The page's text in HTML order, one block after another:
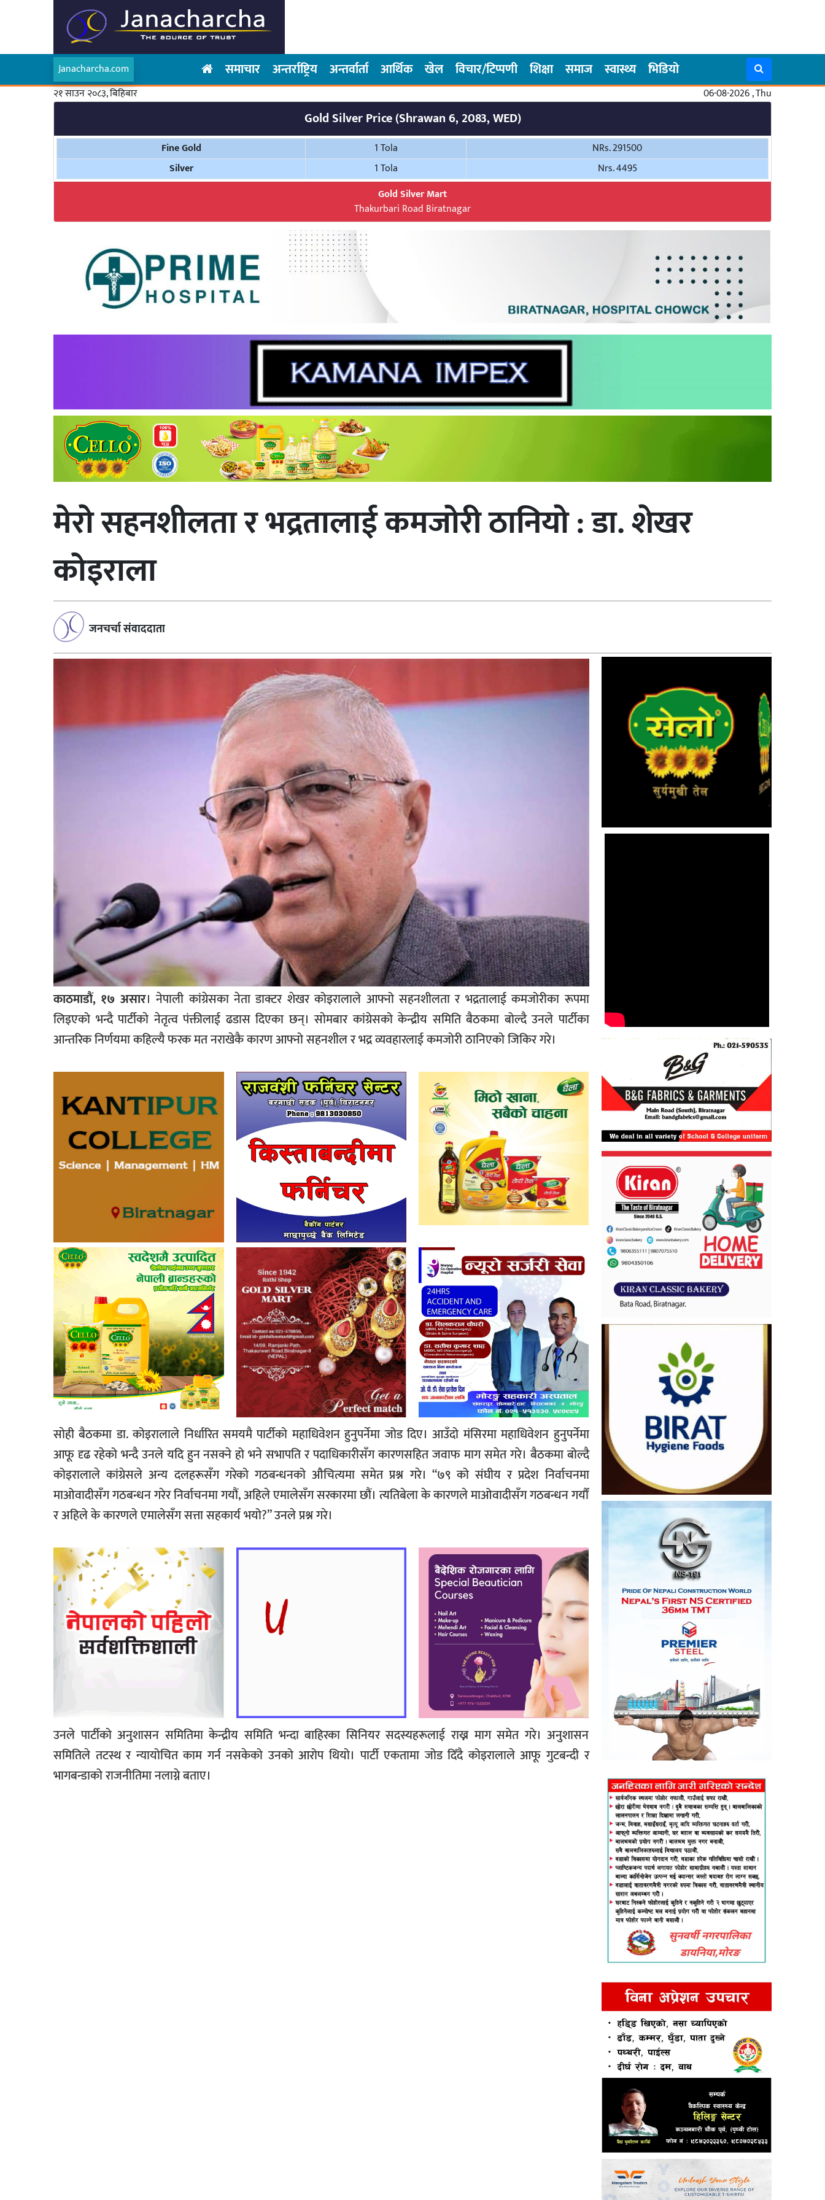
Janacharcha.com समाचार अन्तर्राष्ट्रिय अन्तर्वार्ता आर्थिक खेल विचार/टिप्पणी शिक्षा समाज स्वास्थ्य भिडियो
२१ साउन २०८३, बिहिबार 06-08-2026 , Thu
Gold Silver Price (Shrawan 6, 2083, WED)
Fine Gold 1 Tola
NRs. 291500
Silver
1 Tola
Nrs. 4495
Gold Silver Mart
Thakurbari Road Biratnagar
मेराे सहनशीलता र भद्रतालाई कमजोरी ठानियाे : डा. शेखर
कोइराला
जनचर्चा संवाददाता
काठमाडौं, १७ असार। नेपाली कांग्रेसका नेता डाक्टर शेखर कोइरालाले आफ्नो सहनशीलता र भद्रतालाई कमजोरीका रूपमा
लिइएको भन्दै पार्टीकाे नेतृत्व पंक्तीलाई ढडास दिएका छन्। साेमबार कांग्रेसको केन्द्रीय समिति बैठकमा बोल्दै उनले पार्टीका
आन्तरिक निर्णयमा कहिल्यै फरक मत नराखेकै कारण आफ्नो सहनशील र भद्र व्यवहारलाई कमजोरी ठानिएको जिकिर गरे।
साेही बैठकमा डा. कोइरालाले निर्धारित समयमै पार्टीको महाधिवेशन हुनुपर्नेमा जोड दिए। आउँदो मंसिरमा महाधिवेशन हुनुपर्नेमा
आफू दृढ रहेको भन्दै उनले यदि हुन नसक्ने हो भने सभापति र पदाधिकारीसँग कारणसहित जवाफ माग समेत गरे। बैठकमा बोल्दै
कोइरालाले कांग्रेसले अन्य दलहरूसँग गरेको गठबन्धनको औचित्यमा समेत प्रश्न गरे। “७९ को संघीय र प्रदेश निर्वाचनमा
माओवादीसँग गठबन्धन गरेर निर्वाचनमा गयौं, अहिले एमालेसँग सरकारमा छौं। त्यतिबेला के कारणले माओवादीसँग गठबन्धन गर्यौं
र अहिले के कारणले एमालेसँग सत्ता सहकार्य भयो?” उनले प्रश्न गरे।
उनले पार्टीको अनुशासन समितिमा केन्द्रीय समिति भन्दा बाहिरका सिनियर सदस्यहरूलाई राख्न माग समेत गरे। अनुशासन
समितिले तटस्थ र न्यायोचित काम गर्न नसकेको उनको आरोप थियो। पार्टी एकतामा जोड दिँदै कोइरालाले आफू गुटबन्दी र
भागबन्डाको राजनीतिमा नलाग्ने बताए।